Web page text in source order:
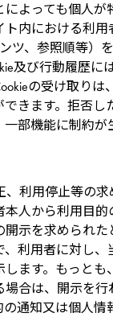
によっても個人
ト内における利
ツ、参照順等）
及び行動履歴に
の受け取りは
できます。拒否
部機能に制約が
利用停止等の求
本人から利用目
開示を求められ
利用者に対し、
ます。もっとも
場合は、開示を
の通知又は個人